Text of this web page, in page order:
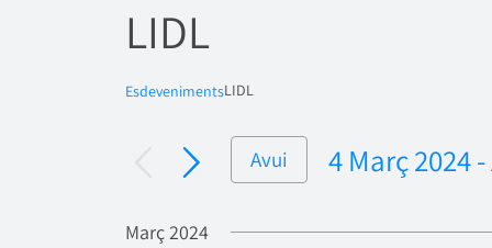
LIDL
EsdevenimentsLIDL
Avui 4 Març 2024 -
una
Març 2024